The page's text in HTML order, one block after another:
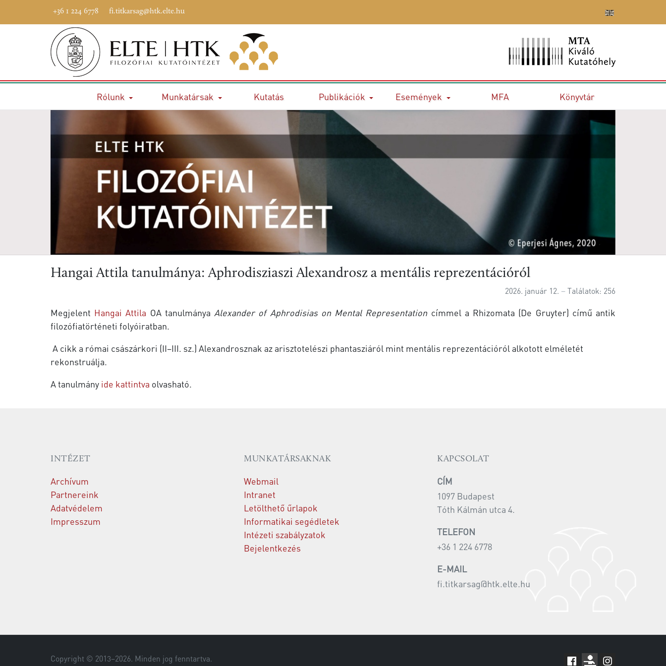
+36 1 224 6778 fi.titkarsag@htk.elte.hu
Rólunk Munkatársak Kutatás Publikációk Események MFA Könyvtár
Hangai Attila tanulmánya: Aphrodisziaszi Alexandrosz a mentális reprezentációról
2026. január 12. Találatok: 256
Megjelent Hangai Attila OA tanulmánya Alexander of Aphrodisias on Mental Representation címmel a Rhizomata (De Gruyter) című antik
filozófiatörténeti folyóiratban.
A cikk a római császárkori (II–III. sz.) Alexandrosznak az arisztotelészi phantasziáról mint mentális reprezentációról alkotott elméletét
rekonstruálja.
A tanulmány ide kattintva olvasható.
INTÉZET
Archívum
Partnereink
Adatvédelem
Impresszum
MUNKATÁRSAKNAK
Webmail
Intranet
Letölthető űrlapok
Informatikai segédletek
Intézeti szabályzatok
Bejelentkezés
KAPCSOLAT
CÍM
1097 Budapest
Tóth Kálmán utca 4.
TELEFON
+36 1 224 6778
E-MAIL
fi.titkarsag@htk.elte.hu
Copyright © 2013–2026. Minden jog fenntartva.